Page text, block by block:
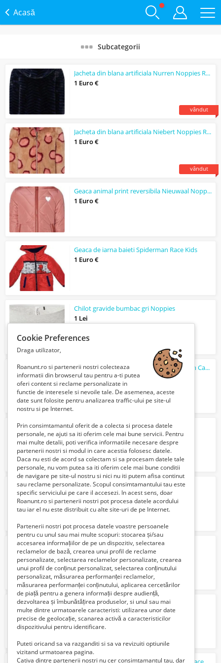
Acasă
Subcategorii
vândut
Jacheta din blana artificiala Nurren Noppies Race Kids
1 Euro €
vândut
Jacheta din blana artificiala Niebert Noppies Race Kids
1 Euro €
Geaca animal print reversibila Nieuwaal Noppies Race Kids
1 Euro €
Geaca de iarna baieti Spiderman Race Kids
1 Euro €
Chilot gravide bumbac gri Noppies
1 Lei
Geaca bleumarin baieti Lighting McQueen Cars Race Kids
1 Euro €
Geaca baieti albastra BING Race Kids
1 Euro €
Geaca baieti Fireman Sam Race Kids
1 Euro €
Geaca pentru baieti Cars 95 Race Kids
1 Euro €
Geaca roz fete Bing Race Kids
1 Euro €
Cookie Preferences
Draga utilizator,
Roanunt.ro si partenerii nostri colecteaza
informatii din browserul tau pentru a-ti putea
oferi content si reclame personalizate in
functie de interesele si nevoile tale. De asemenea, aceste
date sunt folosite pentru analizarea traffic-ului pe site-ul
nostru si pe Internet.
Prin consimtamantul oferit de a colecta si procesa datele
personale, ne ajuti sa iti oferim cele mai bune servicii. Pentru
mai multe detalii, poti verifica informatiile necesare despre
partenerii nostri si modul in care acestia folosesc datele.
Daca nu esti de acord sa colectam si sa procesam datele tale
personale, nu vom putea sa iti oferim cele mai bune conditii
de navigare pe site-ul nostru si nici nu iti putem afisa continut
sau reclame personalizate. Scopul consimtamantului tau este
specific serviciului pe care il accesezi. In acest sens, doar
Roanunt.ro si partenerii nostri pot procesa datele acordului
tau iar el nu este distribuit cu alte site-uri de pe Internet.
Partenerii nostri pot procesa datele voastre persoanele
pentru cu unul sau mai multe scopuri: stocarea și/sau
accesarea informațiilor de pe un dispozitiv, selectarea
reclamelor de bază, crearea unui profil de reclame
personalizate, selectarea reclamelor personalizate, crearea
unui profil de conținut personalizat, selectarea conținutului
personalizat, măsurarea performanței reclamelor,
măsurarea performanței conținutului, aplicarea cercetărilor
de piață pentru a genera informații despre audiență,
dezvoltarea și îmbunătățirea produselor, si unul sau mai
multe dintre urmatoarele caracteristi: utilizarea unor date
precise de geolocație, scanarea activă a caracteristicilor
dispozitivului pentru identificare.
Puteti oricand sa va razganditi si sa va revizuiti optiunile
vizitand urmatoarea pagina.
Cativa dintre partenerii nostri nu cer consimtamantul tau, dar